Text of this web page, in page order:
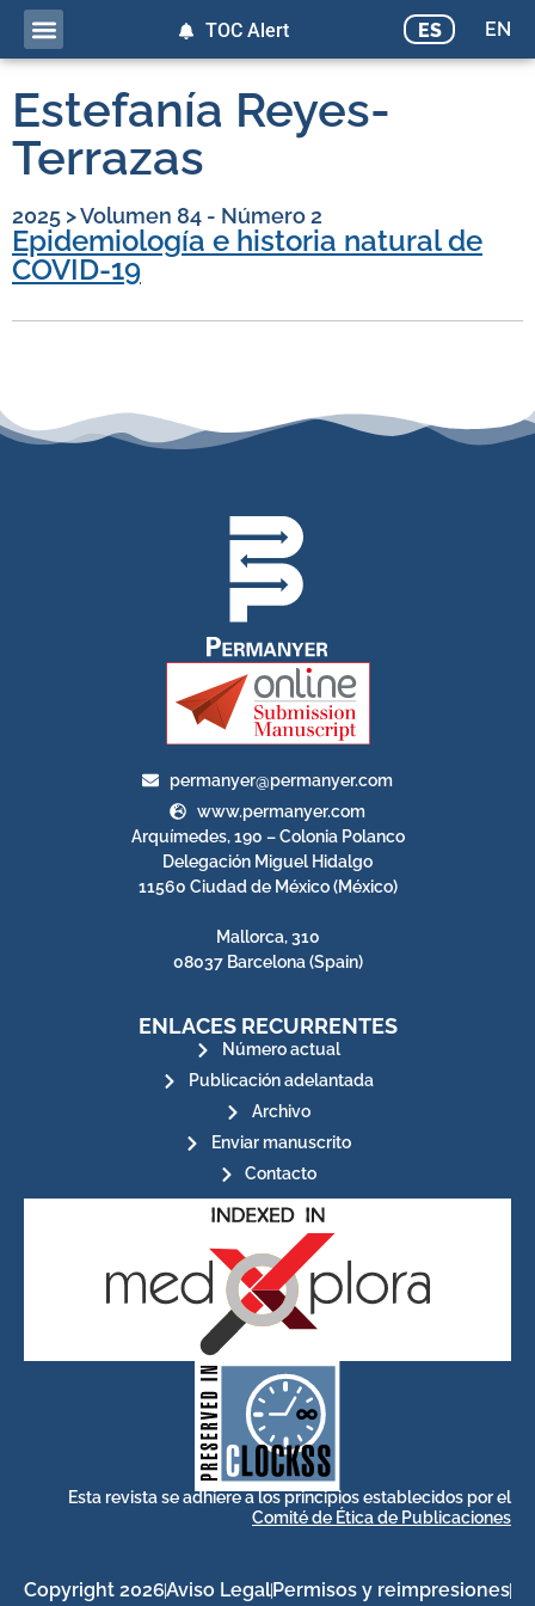
ES EN
TOC Alert
Estefanía Reyes-
Terrazas
2025 >Volumen 84 - Número 2
Epidemiología e historia natural de
COVID-19
permanyer@permanyer.com
www.permanyer.com
Arquímedes, 190 – Colonia Polanco
Delegación Miguel Hidalgo
11560 Ciudad de México (México)
Mallorca, 310
08037 Barcelona (Spain)
ENLACES RECURRENTES
Número actual
Publicación adelantada
Archivo
Enviar manuscrito
Contacto
CLOCKSS is a dak archive that
ensures the long-term survival
of web-based scholary
publications, governed by and
for its stakeholders.
Esta revista se adhiere a los principios establecidos por el
Comité de Ética de Publicaciones
Copyright 2026Aviso Legal Permisos y reimpresiones